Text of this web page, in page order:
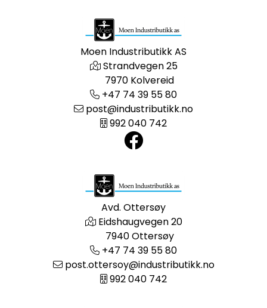
Moen Industributikk AS
Strandvegen 25
7970 Kolvereid
+47 74 39 55 80
post@industributikk.no
992 040 742
Avd. Ottersøy
Eidshaugvegen 20
7940 Ottersøy
+47 74 39 55 80
post.ottersoy@industributikk.no
992 040 742